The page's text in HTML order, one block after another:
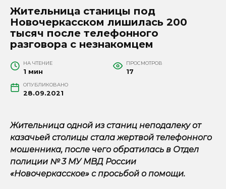
Жительница станицы под
Новочеркасском лишилась 200
тысяч после телефонного
разговора с незнакомцем
НА ЧТЕНИЕ
1 мин
ПРОСМОТРОВ
17
ОПУБЛИКОВАНО
28.09.2021
Жительница одной из станиц неподалеку от
казачьей столицы стала жертвой телефонного
мошенника, после чего обратилась в Отдел
полиции № 3 МУ МВД России
«Новочеркасское» с просьбой о помощи.